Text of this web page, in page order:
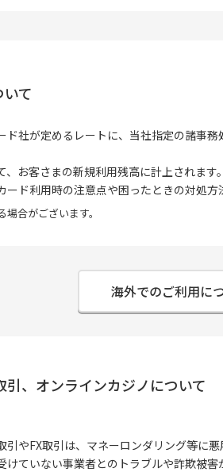
て
ド社が定めるレートに、当社指定の諸事
お客さまの新規利用残高に計上されます。
ード利用時の注意点や困ったときの対処方
合がございます。
海外でのご利用に
引、オンラインカジノについて
引やFX取引は、マネーロンダリング等に
ていない事業者とのトラブルや詐欺被害